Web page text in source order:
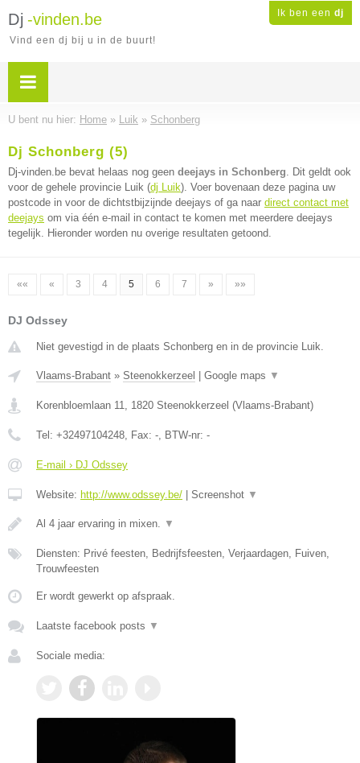
Ik ben een dj
Dj -vinden.be
Vind een dj bij u in de buurt!
U bent nu hier: Home » Luik » Schonberg
Dj Schonberg (5)
Dj-vinden.be bevat helaas nog geen deejays in Schonberg. Dit geldt ook
voor de gehele provincie Luik (dj Luik). Voer bovenaan deze pagina uw
postcode in voor de dichtstbijzijnde deejays of ga naar direct contact met
deejays om via één e-mail in contact te komen met meerdere deejays
tegelijk. Hieronder worden nu overige resultaten getoond.
«« « 3 4 5 6 7 » »»
DJ Odssey
Niet gevestigd in de plaats Schonberg en in de provincie Luik.
Vlaams-Brabant » Steenokkerzeel Google maps ▼
Korenbloemlaan 11, 1820 Steenokkerzeel (Vlaams-Brabant)
Tel: +32497104248, Fax: -, BTW-nr: -
E-mail › DJ Odssey
Website: http://www.odssey.be/ Screenshot ▼
Al 4 jaar ervaring in mixen. ▼
Diensten: Privé feesten, Bedrijfsfeesten, Verjaardagen, Fuiven,
Trouwfeesten
Er wordt gewerkt op afspraak.
Laatste facebook posts ▼
Sociale media: